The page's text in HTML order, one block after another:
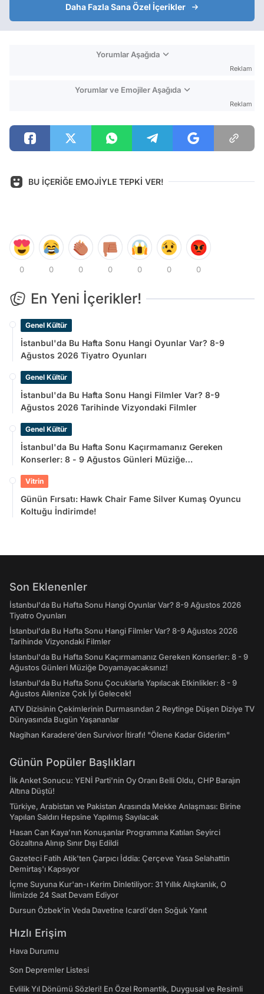
Daha Fazla Sana Özel İçerikler
Yorumlar Aşağıda
Reklam
Yorumlar ve Emojiler Aşağıda
Reklam
BU İÇERİĞE EMOJİYLE TEPKİ VER!
0 0 0 0 0 0 0
En Yeni İçerikler!
Genel Kültür
İstanbul'da Bu Hafta Sonu Hangi Oyunlar Var? 8-9
Ağustos 2026 Tiyatro Oyunları
Genel Kültür
İstanbul'da Bu Hafta Sonu Hangi Filmler Var? 8-9
Ağustos 2026 Tarihinde Vizyondaki Filmler
Genel Kültür
İstanbul'da Bu Hafta Sonu Kaçırmamanız Gereken
Konserler: 8 - 9 Ağustos Günleri Müziğe
Vitrin
Günün Fırsatı: Hawk Chair Fame Silver Kumaş Oyuncu
Koltuğu İndirimde!
Son Eklenenler
İstanbul'da Bu Hafta Sonu Hangi Oyunlar Var? 8-9 Ağustos 2026
Tiyatro Oyunları
İstanbul'da Bu Hafta Sonu Hangi Filmler Var? 8-9 Ağustos 2026
Tarihinde Vizyondaki Filmler
İstanbul'da Bu Hafta Sonu Kaçırmamanız Gereken Konserler: 8 - 9
Ağustos Günleri Müziğe Doyamayacaksınız!
İstanbul'da Bu Hafta Sonu Çocuklarla Yapılacak Etkinlikler: 8 - 9
Ağustos Ailenize Çok İyi Gelecek!
ATV Dizisinin Çekimlerinin Durmasından 2 Reytinge Düşen Diziye TV
Dünyasında Bugün Yaşananlar
Nagihan Karadere'den Survivor İtirafı! "Ölene Kadar Giderim"
Günün Popüler Başlıkları
İlk Anket Sonucu: YENİ Parti'nin Oy Oranı Belli Oldu, CHP Barajın
Altına Düştü!
Türkiye, Arabistan ve Pakistan Arasında Mekke Anlaşması: Birine
Yapılan Saldırı Hepsine Yapılmış Sayılacak
Hasan Can Kaya’nın Konuşanlar Programına Katılan Seyirci
Gözaltına Alınıp Sınır Dışı Edildi
Gazeteci Fatih Atik'ten Çarpıcı İddia: Çerçeve Yasa Selahattin
Demirtaş'ı Kapsıyor
İçme Suyuna Kur'an-ı Kerim Dinletiliyor: 31 Yıllık Alışkanlık, O
İlimizde 24 Saat Devam Ediyor
Dursun Özbek'in Veda Davetine Icardi'den Soğuk Yanıt
Hızlı Erişim
Hava Durumu
Son Depremler Listesi
Evlilik Yıl Dönümü Sözleri! En Özel Romantik, Duygusal ve Resimli